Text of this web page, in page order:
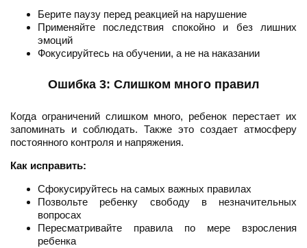
Берите паузу перед реакцией на нарушение
Применяйте последствия спокойно и без лишних
эмоций
Фокусируйтесь на обучении, а не на наказании
Ошибка 3: Слишком много правил
Когда ограничений слишком много, ребенок перестает их
запоминать и соблюдать. Также это создает атмосферу
постоянного контроля и напряжения.
Как исправить:
Сфокусируйтесь на самых важных правилах
Позвольте ребенку свободу в незначительных
вопросах
Пересматривайте правила по мере взросления
ребенка